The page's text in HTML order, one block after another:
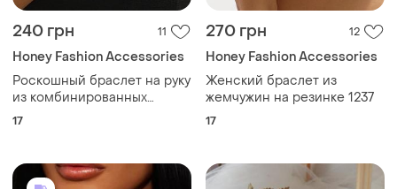
240 грн 11
Honey Fashion Accessories
Роскошный браслет на руку
из комбинированных
жемчуга 1299
17
270 грн 12
Honey Fashion Accessories
Женский браслет из
жемчужин на резинке 1237
17